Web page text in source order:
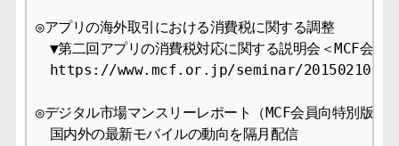
◎アプリの海外取引における消費税に関する調整
▼第二回アプリの消費税対応に関する説明会＜MCF会員
https://www.mcf.or.jp/seminar/20150210-
◎デジタル市場マンスリーレポート（MCF会員向特別版）
国内外の最新モバイルの動向を隔月配信